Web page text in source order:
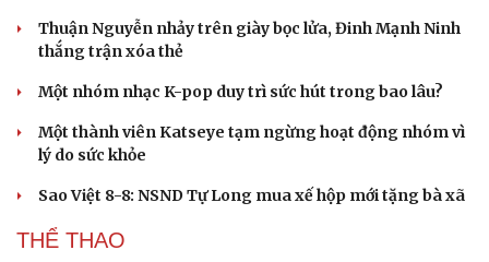
Thuận Nguyễn nhảy trên giày bọc lửa, Đinh Mạnh Ninh
thắng trận xóa thẻ
Một nhóm nhạc K-pop duy trì sức hút trong bao lâu?
Một thành viên Katseye tạm ngừng hoạt động nhóm vì
lý do sức khỏe
Sao Việt 8-8: NSND Tự Long mua xế hộp mới tặng bà xã
THỂ THAO